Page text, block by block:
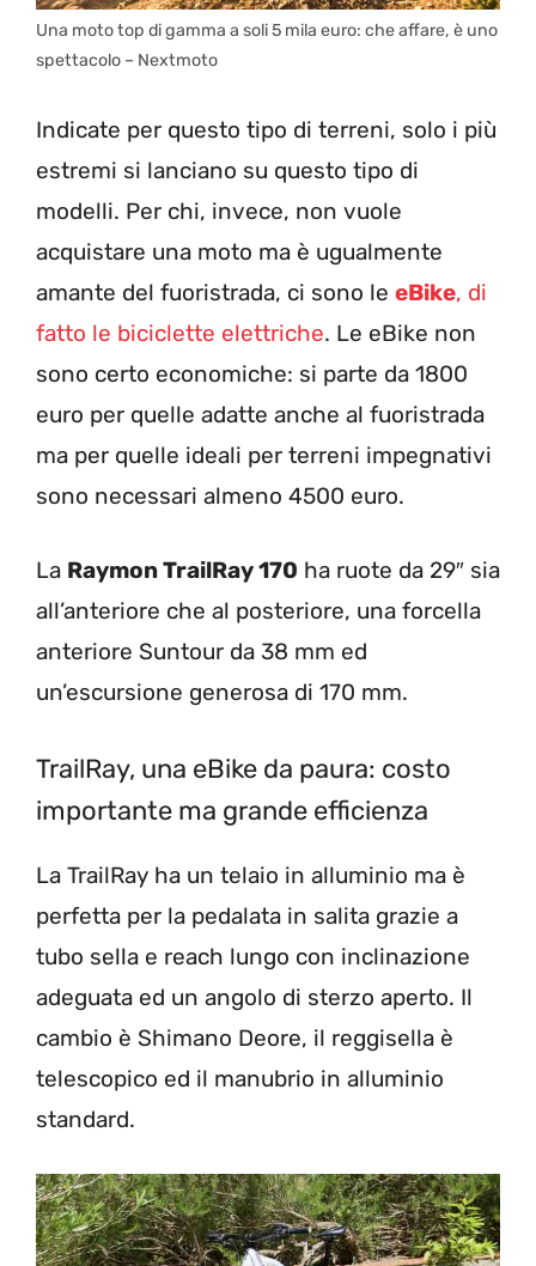
Una moto top di gamma a soli 5 mila euro: che affare, è uno
spettacolo – Nextmoto
Indicate per questo tipo di terreni, solo i più
estremi si lanciano su questo tipo di
modelli. Per chi, invece, non vuole
acquistare una moto ma è ugualmente
amante del fuoristrada, ci sono le eBike, di
fatto le biciclette elettriche. Le eBike non
sono certo economiche: si parte da 1800
euro per quelle adatte anche al fuoristrada
ma per quelle ideali per terreni impegnativi
sono necessari almeno 4500 euro.
La Raymon TrailRay 170 ha ruote da 29″ sia
all’anteriore che al posteriore, una forcella
anteriore Suntour da 38 mm ed
un’escursione generosa di 170 mm.
TrailRay, una eBike da paura: costo
importante ma grande efficienza
La TrailRay ha un telaio in alluminio ma è
perfetta per la pedalata in salita grazie a
tubo sella e reach lungo con inclinazione
adeguata ed un angolo di sterzo aperto. Il
cambio è Shimano Deore, il reggisella è
telescopico ed il manubrio in alluminio
standard.